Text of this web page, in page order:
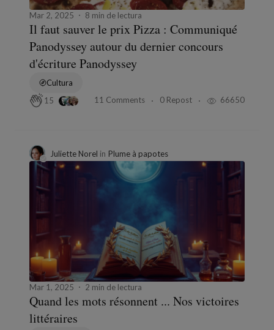
Mar 2, 2025 8 min de lectura
Il faut sauver le prix Pizza : Communiqué
Panodyssey autour du dernier concours
d'écriture Panodyssey
Cultura
15
11 Comments 0 Repost 66650
Juliette Norel in Plume à papotes
Mar 1, 2025 2 min de lectura
Quand les mots résonnent ... Nos victoires
littéraires